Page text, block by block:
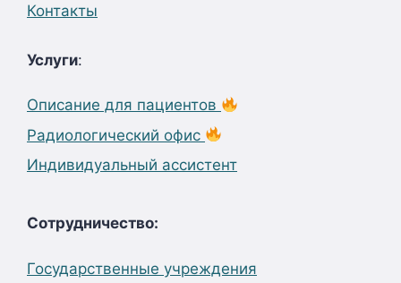
Контакты
Услуги:
Описание для пациентов
Радиологический офис
Индивидуальный ассистент
Сотрудничество:
Государственные учреждения